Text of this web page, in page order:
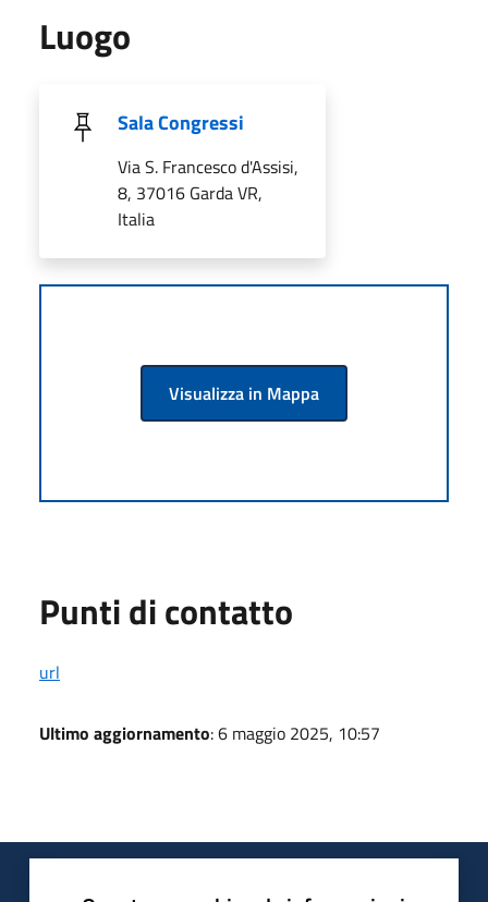
Luogo
Sala Congressi
Via S. Francesco d'Assisi,
8, 37016 Garda VR,
Italia
Visualizza in Mappa
Punti di contatto
url
Ultimo aggiornamento: 6 maggio 2025, 10:57